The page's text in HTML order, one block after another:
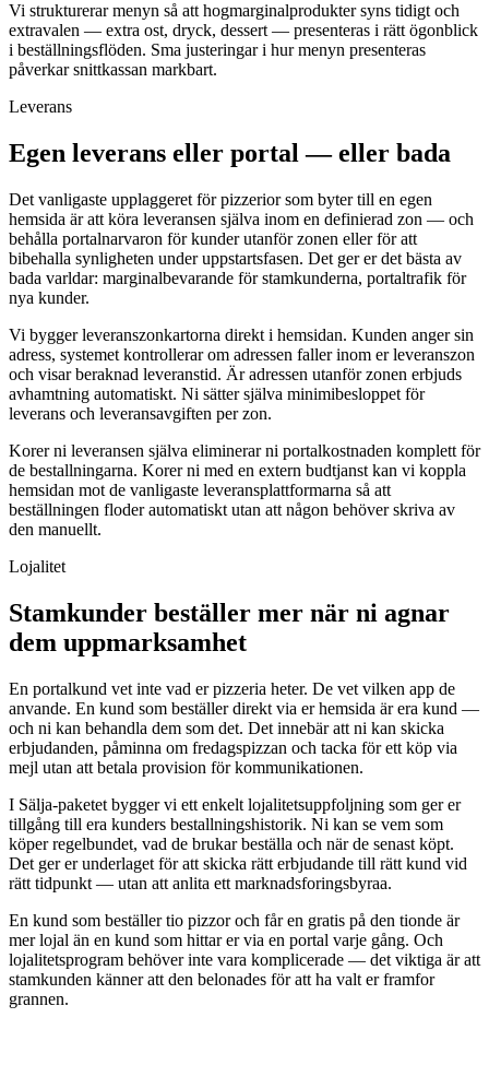
Vi strukturerar menyn så att hogmarginalprodukter syns tidigt och
extravalen — extra ost, dryck, dessert — presenteras i rätt ögonblick
i beställningsflöden. Sma justeringar i hur menyn presenteras
påverkar snittkassan markbart.
Leverans
Egen leverans eller portal — eller bada
Det vanligaste upplaggeret för pizzerior som byter till en egen
hemsida är att köra leveransen själva inom en definierad zon — och
behålla portalnarvaron för kunder utanför zonen eller för att
bibehalla synligheten under uppstartsfasen. Det ger er det bästa av
bada varldar: marginalbevarande för stamkunderna, portaltrafik för
nya kunder.
Vi bygger leveranszonkartorna direkt i hemsidan. Kunden anger sin
adress, systemet kontrollerar om adressen faller inom er leveranszon
och visar beraknad leveranstid. Är adressen utanför zonen erbjuds
avhamtning automatiskt. Ni sätter själva minimibesloppet för
leverans och leveransavgiften per zon.
Korer ni leveransen själva eliminerar ni portalkostnaden komplett för
de bestallningarna. Korer ni med en extern budtjanst kan vi koppla
hemsidan mot de vanligaste leveransplattformarna så att
beställningen floder automatiskt utan att någon behöver skriva av
den manuellt.
Lojalitet
Stamkunder beställer mer när ni agnar
dem uppmarksamhet
En portalkund vet inte vad er pizzeria heter. De vet vilken app de
anvande. En kund som beställer direkt via er hemsida är era kund —
och ni kan behandla dem som det. Det innebär att ni kan skicka
erbjudanden, påminna om fredagspizzan och tacka för ett köp via
mejl utan att betala provision för kommunikationen.
I Sälja-paketet bygger vi ett enkelt lojalitetsuppfoljning som ger er
tillgång till era kunders bestallningshistorik. Ni kan se vem som
köper regelbundet, vad de brukar beställa och när de senast köpt.
Det ger er underlaget för att skicka rätt erbjudande till rätt kund vid
rätt tidpunkt — utan att anlita ett marknadsforingsbyraa.
En kund som beställer tio pizzor och får en gratis på den tionde är
mer lojal än en kund som hittar er via en portal varje gång. Och
lojalitetsprogram behöver inte vara komplicerade — det viktiga är att
stamkunden känner att den belonades för att ha valt er framfor
grannen.